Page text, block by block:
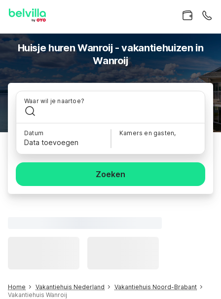
Huisje huren Wanroij - vakantiehuizen in
Wanroij
Waar wil je naartoe?
Datum
Data toevoegen
Kamers en gasten,
Zoeken
Home Vakantiehuis Nederland
Vakantiehuis Noord-Brabant
Vakantiehuis Wanroij